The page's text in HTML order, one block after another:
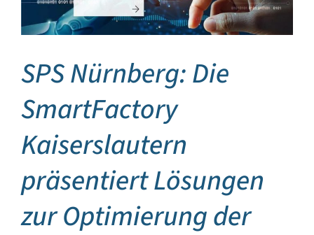
SPS Nürnberg: Die
SmartFactory
Kaiserslautern
präsentiert Lösungen
zur Optimierung der